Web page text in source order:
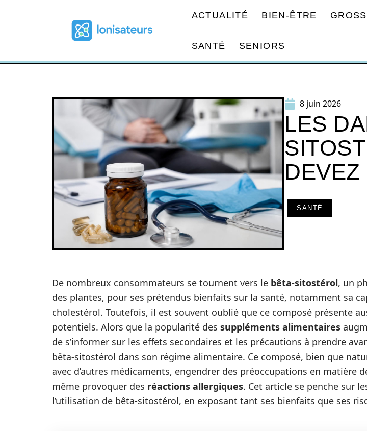
ACTUALITÉ BIEN-ÊTRE
SANTÉ SENIORS
8 juin 2026
LES
SANTÉ
De nombreux consommateurs se tournent vers le bêta-sitostérol, un
des plantes, pour ses prétendus bienfaits sur la santé, notamment sa
cholestérol. Toutefois, il est souvent oublié que ce composé présente
potentiels. Alors que la popularité des suppléments alimentaires
de s’informer sur les effets secondaires et les précautions à prendre
bêta-sitostérol dans son régime alimentaire. Ce composé, bien que
avec d’autres médicaments, engendrer des préoccupations en matière
même provoquer des réactions allergiques. Cet article se penche sur
l’utilisation de bêta-sitostérol, en exposant tant ses bienfaits que ses